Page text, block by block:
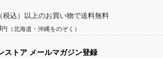
税込）以上のお買い物で送料無料
円（北海道・沖縄をのぞく）
ストア メールマガジン登録